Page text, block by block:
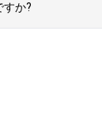
すか?